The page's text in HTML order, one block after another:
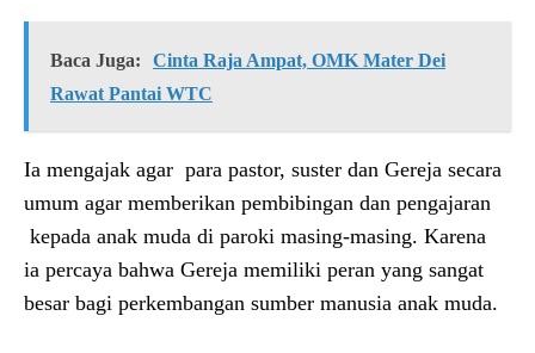
Baca Juga:
Cinta Raja Ampat, OMK Mater Dei
Rawat Pantai WTC
Ia mengajak agar para pastor, suster dan Gereja secara
umum agar memberikan pembibingan dan pengajaran
kepada anak muda di paroki masing-masing. Karena
ia percaya bahwa Gereja memiliki peran yang sangat
besar bagi perkembangan sumber manusia anak muda.